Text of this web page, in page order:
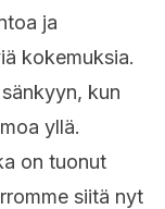
ja
kokemuksia.
kun
yllä.
on tuonut
siitä nyt